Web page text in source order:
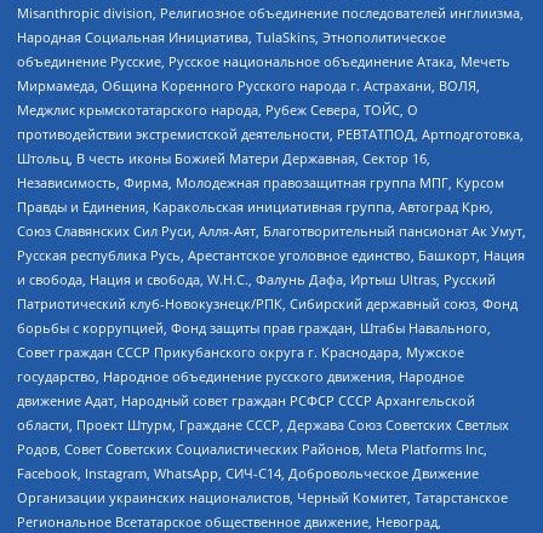
Misanthropic division, Религиозное объединение последователей инглиизма,
Народная Социальная Инициатива, TulaSkins, Этнополитическое
объединение Русские, Русское национальное объединение Атака, Мечеть
Мирмамеда, Община Коренного Русского народа г. Астрахани, ВОЛЯ,
Меджлис крымскотатарского народа, Рубеж Севера, ТОЙС, О
противодействии экстремистской деятельности, РЕВТАТПОД, Артподготовка,
Штольц, В честь иконы Божией Матери Державная, Сектор 16,
Независимость, Фирма, Молодежная правозащитная группа МПГ, Курсом
Правды и Единения, Каракольская инициативная группа, Автоград Крю,
Союз Славянских Сил Руси, Алля-Аят, Благотворительный пансионат Ак Умут,
Русская республика Русь, Арестантское уголовное единство, Башкорт, Нация
и свобода, Нация и свобода, W.H.С., Фалунь Дафа, Иртыш Ultras, Русский
Патриотический клуб-Новокузнецк/РПК, Сибирский державный союз, Фонд
борьбы с коррупцией, Фонд защиты прав граждан, Штабы Навального,
Совет граждан СССР Прикубанского округа г. Краснодара, Мужское
государство, Народное объединение русского движения, Народное
движение Адат, Народный совет граждан РСФСР СССР Архангельской
области, Проект Штурм, Граждане СССР, Держава Союз Советских Светлых
Родов, Совет Советских Социалистических Районов, Meta Platforms Inc,
Facebook, Instagram, WhatsApp, СИЧ-С14, Добровольческое Движение
Организации украинских националистов, Черный Комитет, Татарстанское
Региональное Всетатарское общественное движение, Невоград,